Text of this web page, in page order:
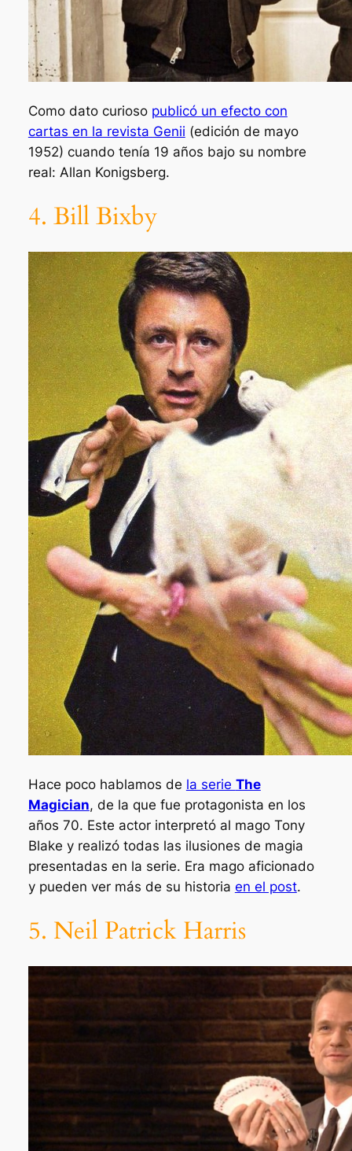
Como dato curioso publicó un efecto con
cartas en la revista Genii (edición de mayo
1952) cuando tenía 19 años bajo su nombre
real: Allan Konigsberg.
4. Bill Bixby
Hace poco hablamos de la serie The
Magician, de la que fue protagonista en los
años 70. Este actor interpretó al mago Tony
Blake y realizó todas las ilusiones de magia
presentadas en la serie. Era mago aficionado
y pueden ver más de su historia en el post.
5. Neil Patrick Harris